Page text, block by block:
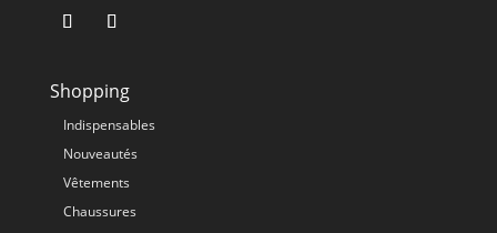
Shopping
Indispensables
Nouveautés
Vêtements
Chaussures